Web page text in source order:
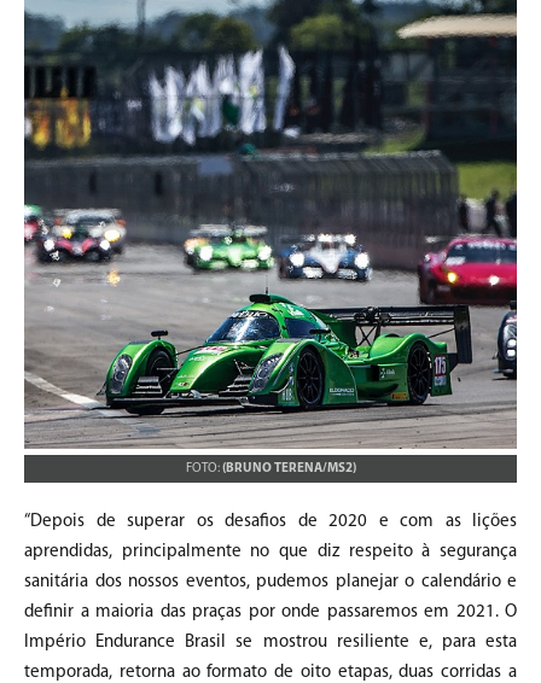
FOTO:(BRUNO TERENA/MS2)
“Depois de superar os desafios de 2020 e com as lições
aprendidas, principalmente no que diz respeito à segurança
sanitária dos nossos eventos, pudemos planejar o calendário e
definir a maioria das praças por onde passaremos em 2021. O
Império Endurance Brasil se mostrou resiliente e, para esta
temporada, retorna ao formato de oito etapas, duas corridas a